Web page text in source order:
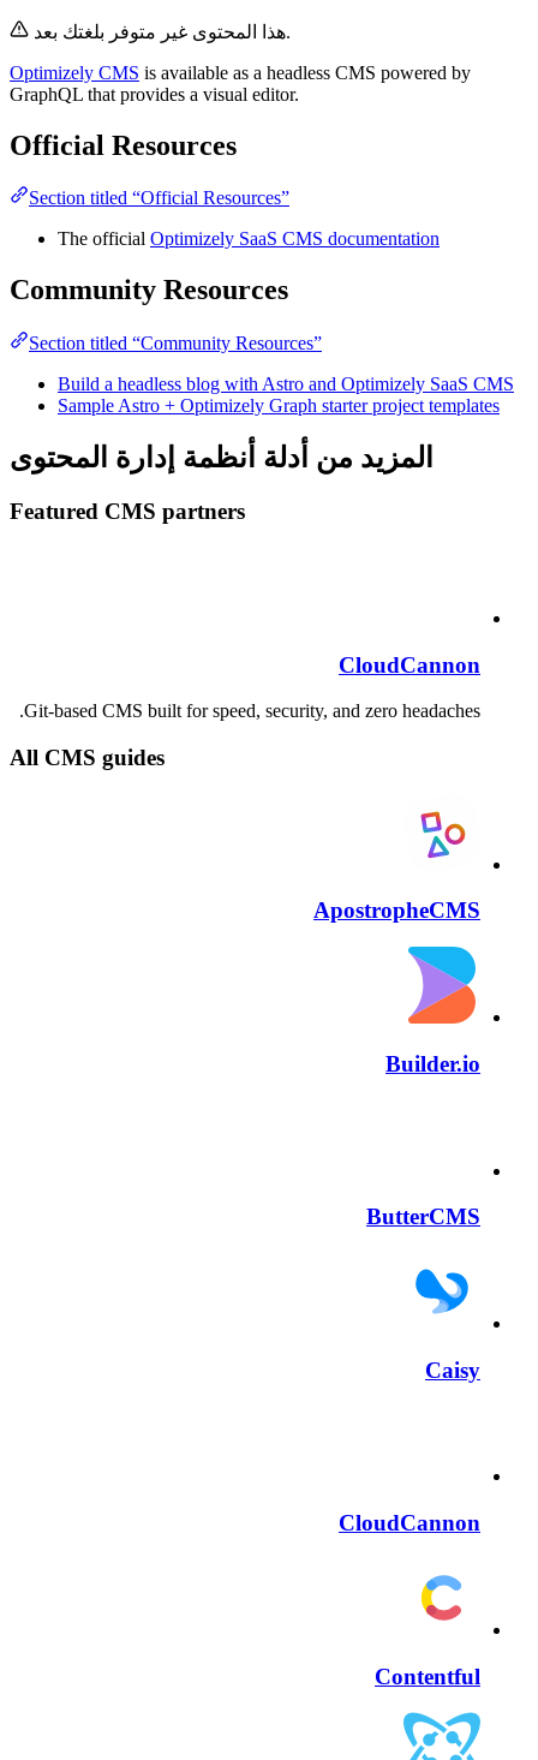
هذا المحتوى غير متوفر بلغتك بعد.
Optimizely CMS is available as a headless CMS powered by
GraphQL that provides a visual editor.
Official Resources
Section titled “Official Resources”
The official Optimizely SaaS CMS documentation
Community Resources
Section titled “Community Resources”
Build a headless blog with Astro and Optimizely SaaS CMS
Sample Astro + Optimizely Graph starter project templates
المزيد من أدلة أنظمة إدارة المحتوى
Featured CMS partners
CloudCannon
Git-based CMS built for speed, security, and zero headaches.
All CMS guides
ApostropheCMS
Builder.io
ButterCMS
Caisy
CloudCannon
Contentful